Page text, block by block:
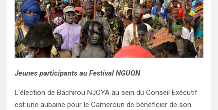
Jeunes participants au Festival NGUON
L’élection de Bachirou NJOYA au sein du Conseil Exécutif
est une aubaine pour le Cameroun de bénéficier de son